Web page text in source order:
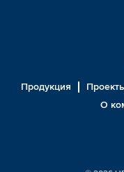
Продукция
О